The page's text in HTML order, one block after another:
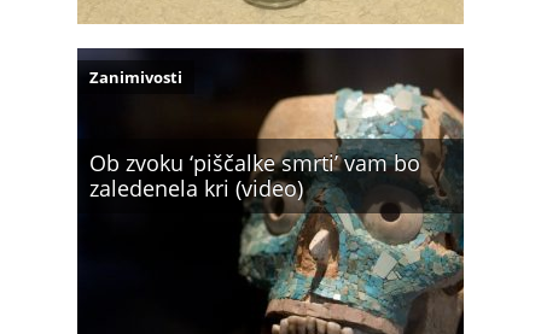
Ob zvoku ‘piščalke smrti’ vam bo
zaledenela kri (video)
Zanimivosti